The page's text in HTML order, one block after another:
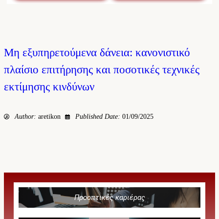
Μη εξυπηρετούμενα δάνεια: κανονιστικό
πλαίσιο επιτήρησης και ποσοτικές τεχνικές
εκτίμησης κινδύνων
Author: aretikon Published Date: 01/09/2025
Προοπτικές καριέρας